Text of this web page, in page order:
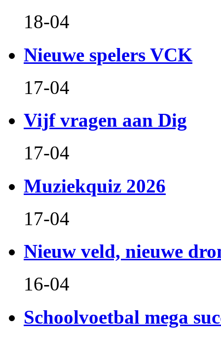
18-04
Nieuwe spelers VCK
17-04
Vijf vragen aan Dig
17-04
Muziekquiz 2026
17-04
Nieuw veld, nieuwe
16-04
Schoolvoetbal mega